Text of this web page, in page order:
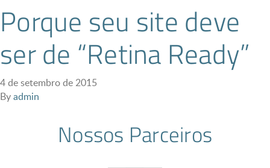
Porque seu site deve
ser de “Retina Ready”
4 de setembro de 2015
Byadmin
Nossos Parceiros